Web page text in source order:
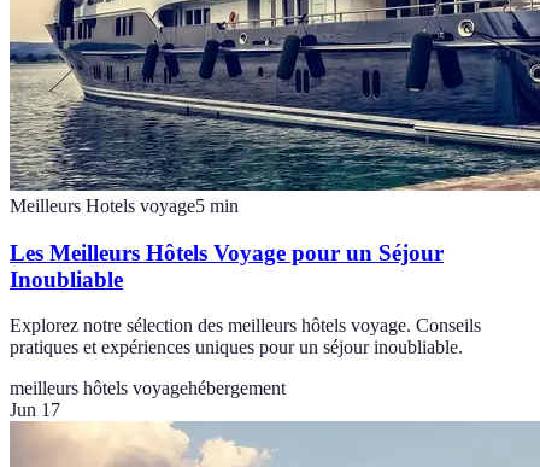
Meilleurs Hotels voyage5 min
Les Meilleurs Hôtels Voyage pour un Séjour
Inoubliable
Explorez notre sélection des meilleurs hôtels voyage. Conseils
pratiques et expériences uniques pour un séjour inoubliable.
meilleurs hôtels voyagehébergement
Jun 17